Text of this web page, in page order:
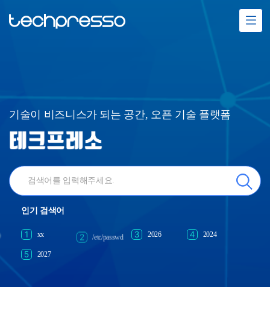
메
기술이 비즈니스가 되는 공간, 오픈 기술 플랫폼
인기 검색어
xx /etc/passwd 2026 2024
2027